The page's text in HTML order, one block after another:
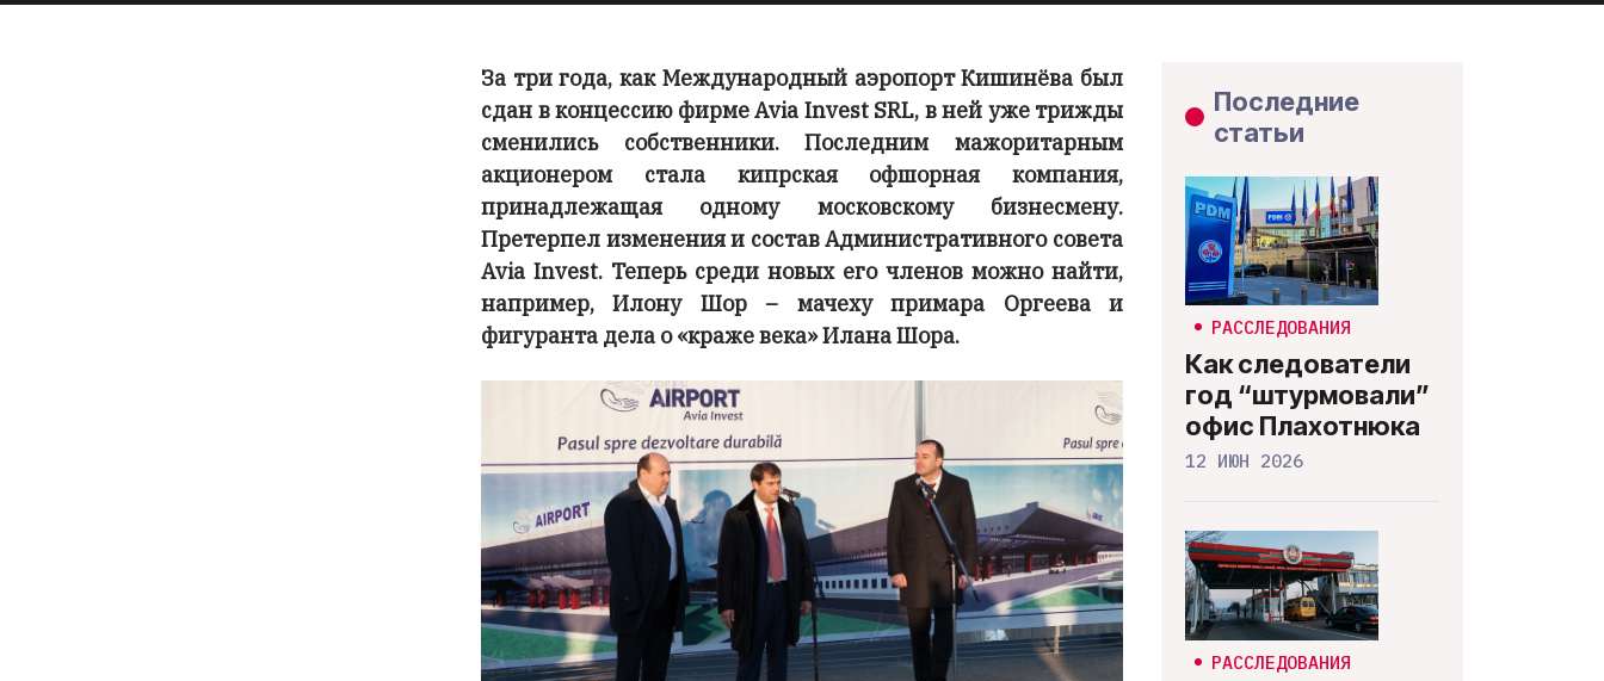
За три года, как Международный аэропорт Кишинёва был
сдан в концессию фирме Avia Invest SRL, в ней уже трижды
сменились собственники. Последним мажоритарным
акционером стала кипрская офшорная компания,
принадлежащая одному московскому бизнесмену.
Претерпел изменения и состав Административного совета
Avia Invest. Теперь среди новых его членов можно найти,
например, Илону Шор – мачеху примара Оргеева и
фигуранта дела о «краже века» Илана Шора.
Последние
статьи
РАССЛЕДОВАНИЯ
Как следователи
год “штурмовали”
офис Плахотнюка
12 ИЮН 2026
РАССЛЕДОВАНИЯ